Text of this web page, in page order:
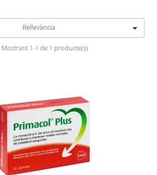
Rellevància 
Mostrant 1-1 de 1 producte(s)